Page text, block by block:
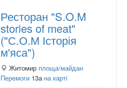
Ресторан "S.O.M
stories of meat"
("С.О.М Історія
м'яса")
Житомир площа/майдан
Перемоги 13а на карті